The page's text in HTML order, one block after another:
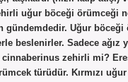
uğur böceği
gündemdedir. Uğur
beslenirler. Sadece ağız
zehirli mi?
türüdür. Kırmızı